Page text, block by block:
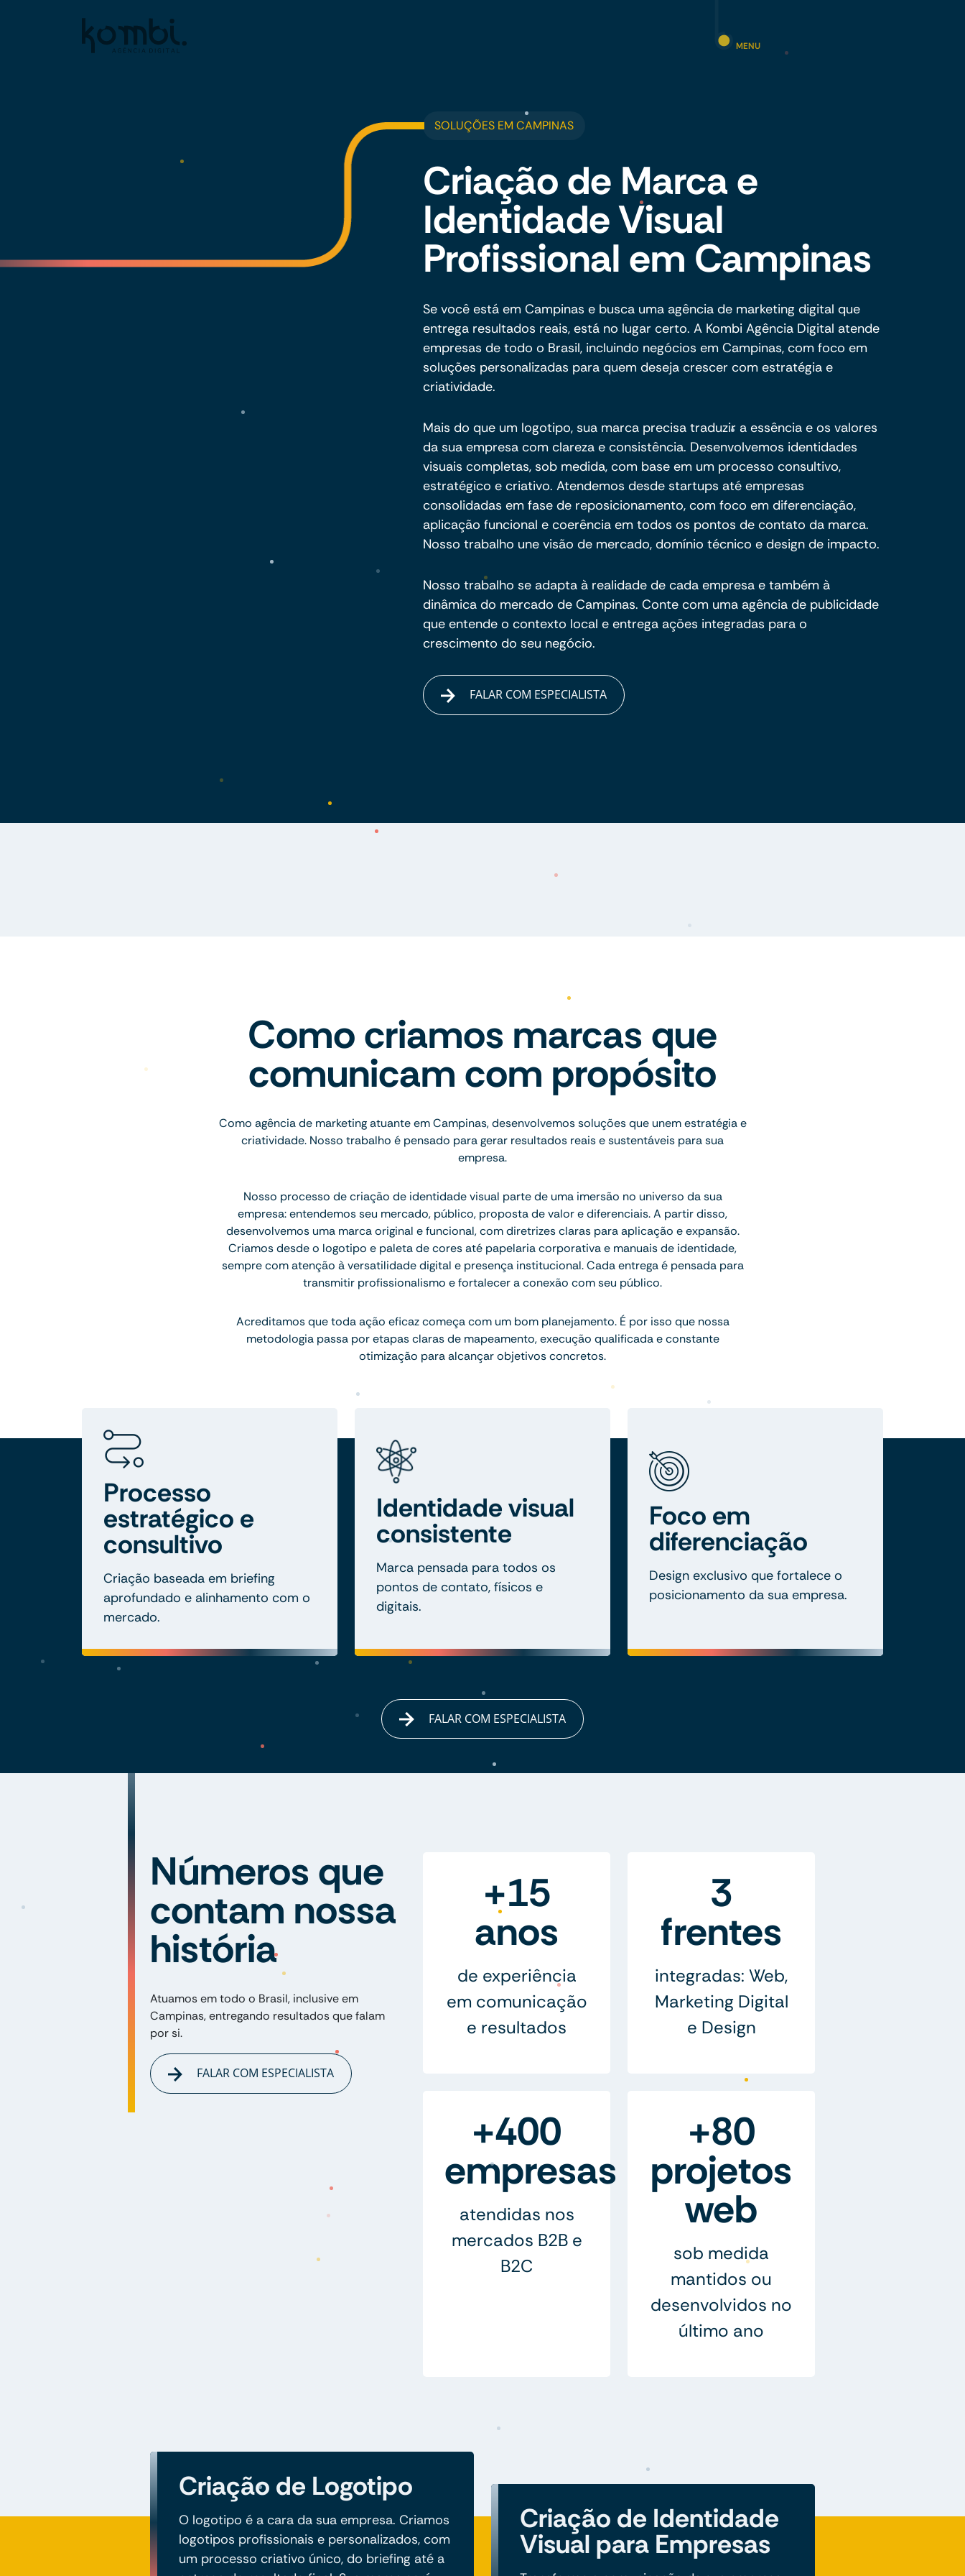
MENU
SOLUÇÕES EM CAMPINAS
Criação de Marca e
Identidade Visual
Profissional em Campinas
Se você está em Campinas e busca uma agência de marketing digital que
entrega resultados reais, está no lugar certo. A Kombi Agência Digital atende
empresas de todo o Brasil, incluindo negócios em Campinas, com foco em
soluções personalizadas para quem deseja crescer com estratégia e
criatividade.
Mais do que um logotipo, sua marca precisa traduzir a essência e os valores
da sua empresa com clareza e consistência. Desenvolvemos identidades
visuais completas, sob medida, com base em um processo consultivo,
estratégico e criativo. Atendemos desde startups até empresas
consolidadas em fase de reposicionamento, com foco em diferenciação,
aplicação funcional e coerência em todos os pontos de contato da marca.
Nosso trabalho une visão de mercado, domínio técnico e design de impacto.
Nosso trabalho se adapta à realidade de cada empresa e também à
dinâmica do mercado de Campinas. Conte com uma agência de publicidade
que entende o contexto local e entrega ações integradas para o
crescimento do seu negócio.
FALAR COM ESPECIALISTA
Como criamos marcas que
comunicam com propósito
Como agência de marketing atuante em Campinas, desenvolvemos soluções que unem estratégia e
criatividade. Nosso trabalho é pensado para gerar resultados reais e sustentáveis para sua
empresa.
Nosso processo de criação de identidade visual parte de uma imersão no universo da sua
empresa: entendemos seu mercado, público, proposta de valor e diferenciais. A partir disso,
desenvolvemos uma marca original e funcional, com diretrizes claras para aplicação e expansão.
Criamos desde o logotipo e paleta de cores até papelaria corporativa e manuais de identidade,
sempre com atenção à versatilidade digital e presença institucional. Cada entrega é pensada para
transmitir profissionalismo e fortalecer a conexão com seu público.
Acreditamos que toda ação eficaz começa com um bom planejamento. É por isso que nossa
metodologia passa por etapas claras de mapeamento, execução qualificada e constante
otimização para alcançar objetivos concretos.
Processo
estratégico e
consultivo
Criação baseada em briefing
aprofundado e alinhamento com o
mercado.
Identidade visual
consistente
Marca pensada para todos os
pontos de contato, físicos e
digitais.
Foco em
diferenciação
Design exclusivo que fortalece o
posicionamento da sua empresa.
FALAR COM ESPECIALISTA
Números que
contam nossa
história
Atuamos em todo o Brasil, inclusive em
Campinas, entregando resultados que falam
por si.
FALAR COM ESPECIALISTA
+15
anos
de experiência
em comunicação
e resultados
3
frentes
integradas: Web,
Marketing Digital
e Design
+400
empresas
atendidas nos
mercados B2B e
B2C
+80
projetos
web
sob medida
mantidos ou
desenvolvidos no
último ano
Criação de Logotipo
O logotipo é a cara da sua empresa. Criamos
logotipos profissionais e personalizados, com
um processo criativo único, do briefing até a
Criação de Identidade
Visual para Empresas